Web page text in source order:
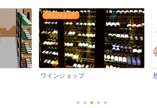
想い出に残るワイン